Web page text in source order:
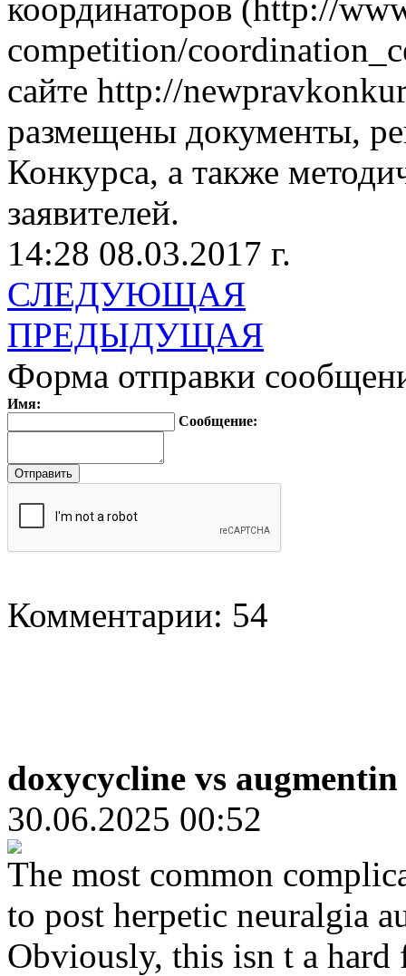
координаторов (http://
competition/
сайте http://
размещены документы,
Конкурса, а также
заявителей.
14:28 08.03.2017 г.
СЛЕДУЮЩАЯ
ПРЕДЫДУЩАЯ
Форма отправки
Имя:
Сообщение:
Комментарии: 54
doxycycline vs
30.06.2025 00:52
The most common
to post herpetic neuralgia
Obviously, this isn t a